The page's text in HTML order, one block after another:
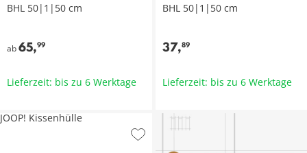
BHL 50|1|50 cm
ab65,99
Lieferzeit: bis zu 6 Werktage
BHL 50|1|50 cm
37,89
Lieferzeit: bis zu 6 Werktage
JOOP! Kissenhülle